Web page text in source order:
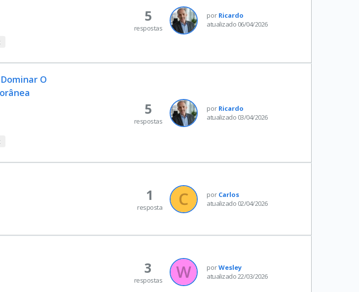
por Ricardo
atualizado 06/04/2026
5
respostas
O
por Ricardo
atualizado 03/04/2026
5
respostas
por Carlos
atualizado 02/04/2026
1
resposta
porWesley
atualizado 22/03/2026
3
respostas